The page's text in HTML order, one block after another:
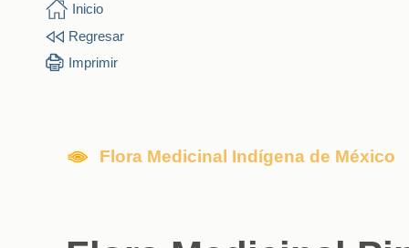
Inicio
Regresar
Imprimir
Flora Medicinal Indígena de México